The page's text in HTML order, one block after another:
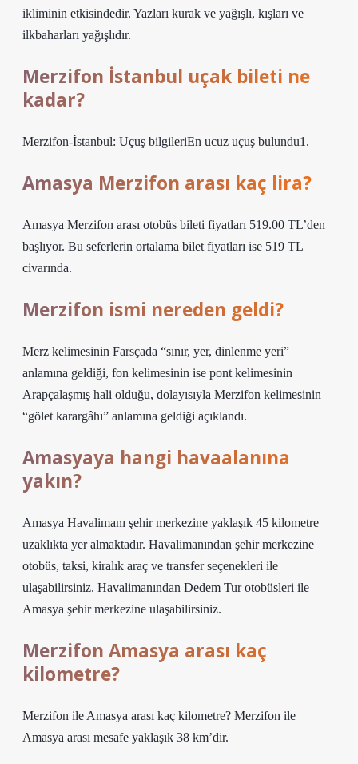
ikliminin etkisindedir. Yazları kurak ve yağışlı, kışları ve
ilkbaharları yağışlıdır.
Merzifon İstanbul uçak bileti ne
kadar?
Merzifon-İstanbul: Uçuş bilgileriEn ucuz uçuş bulundu1.
Amasya Merzifon arası kaç lira?
Amasya Merzifon arası otobüs bileti fiyatları 519.00 TL’den
başlıyor. Bu seferlerin ortalama bilet fiyatları ise 519 TL
civarında.
Merzifon ismi nereden geldi?
Merz kelimesinin Farsçada “sınır, yer, dinlenme yeri”
anlamına geldiği, fon kelimesinin ise pont kelimesinin
Arapçalaşmış hali olduğu, dolayısıyla Merzifon kelimesinin
“gölet karargâhı” anlamına geldiği açıklandı.
Amasyaya hangi havaalanına
yakın?
Amasya Havalimanı şehir merkezine yaklaşık 45 kilometre
uzaklıkta yer almaktadır. Havalimanından şehir merkezine
otobüs, taksi, kiralık araç ve transfer seçenekleri ile
ulaşabilirsiniz. Havalimanından Dedem Tur otobüsleri ile
Amasya şehir merkezine ulaşabilirsiniz.
Merzifon Amasya arası kaç
kilometre?
Merzifon ile Amasya arası kaç kilometre? Merzifon ile
Amasya arası mesafe yaklaşık 38 km’dir.